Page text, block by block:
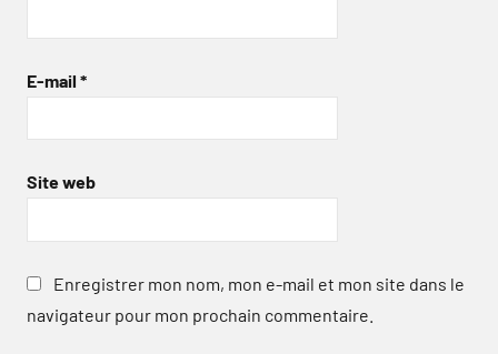
E-mail *
Site web
Enregistrer mon nom, mon e-mail et mon site dans le
navigateur pour mon prochain commentaire.